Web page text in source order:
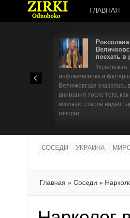
ГЛАВНАЯ
Роксолана
поехать в
Украинская
инфлюенсерка и
Величковская оказалась
внимания после того, как
всплыло старое видео,
говорит:...
СОСЕДИ УКРАИНА
Главная » Соседи »